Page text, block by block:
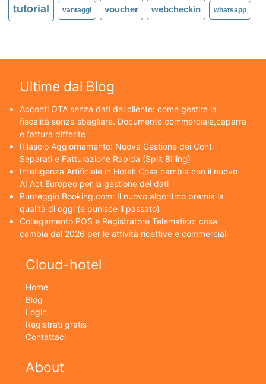
tutorial vantaggi voucher webcheckin whatsapp
Ultime dal Blog
Acconti OTA senza dati del cliente: come gestire la
fiscalità senza sbagliare. Documento commerciale,caparra
e fattura differite
Rilascio Aggiornamento: Nuova Gestione dei Conti
Separati e Fatturazione Rapida (Split Billing)
Intelligenza Artificiale in Hotel: Cosa cambia con il nuovo
AI Act Europeo per la gestione dei dati
Punteggio Booking.com: Il nuovo algoritmo premia la
qualità di oggi (e punisce il passato)
Collegamento POS e Registratore Telematico: cosa
cambia dal 2026 per le attività ricettive e commerciali
Cloud-hotel
Home
Blog
Login
Registrati gratis
Contattaci
About